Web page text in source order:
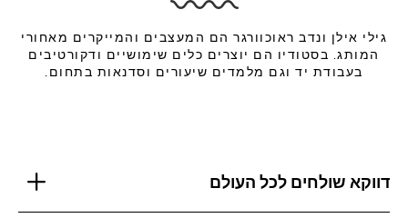
גילי אילן ונדב ראוכוורגר הם המעצבים והמייקרים מאחורי
המותג. בסטודיו הם יוצרים כלים שימושיים ודקורטיבים
בעבודת יד וגם מלמדים שיעורים וסדנאות בתחום.
דווקא שולחים לכל העולם